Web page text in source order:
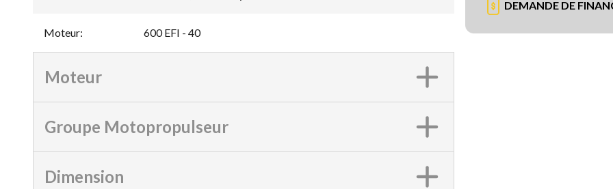
DEMANDE DE
Moteur: 600 EFI - 40
Moteur
Groupe Motopropulseur
Dimension